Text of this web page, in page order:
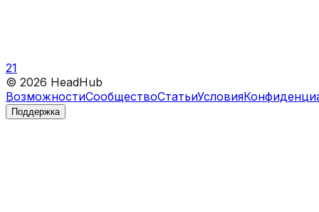
21
© 2026 HeadHub
ВозможностиСообществоСтатьиУсловия
Поддержка